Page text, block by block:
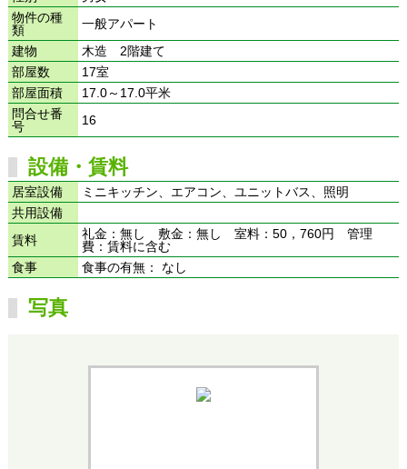
物件の種
類
一般アパート
建物
木造 2階建て
部屋数
17室
部屋面積
17.0～17.0平米
問合せ番
号
16
設備・賃料
居室設備
ミニキッチン、エアコン、ユニットバス、照明
共用設備
賃料
礼金：無し 敷金：無し 室料：50，760円 管理
費：賃料に含む
食事
食事の有無： なし
写真